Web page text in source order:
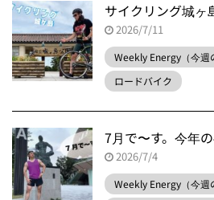
サイクリング城ヶ
2026/7/11
Weekly Energy（今週
ロードバイク
7月で〜す。今年
2026/7/4
Weekly Energy（今週